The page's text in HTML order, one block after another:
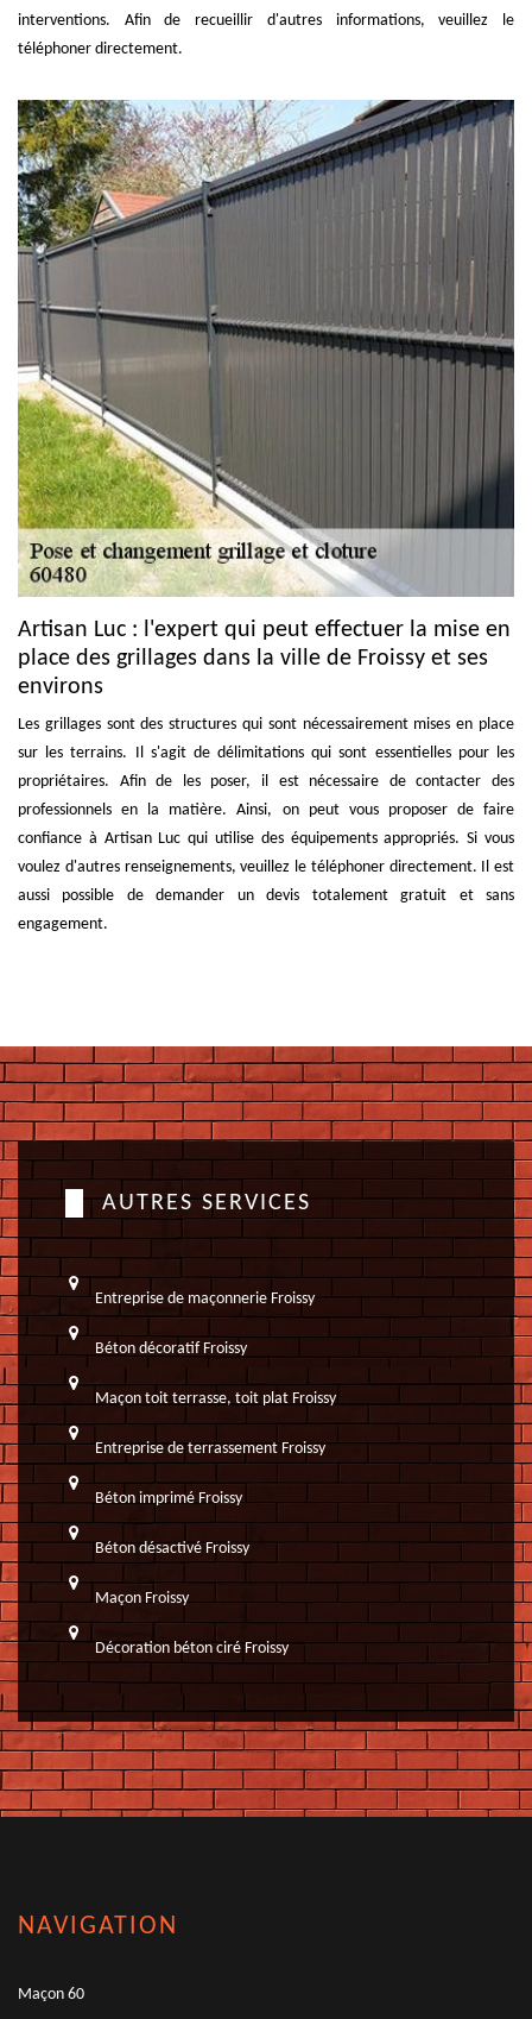
interventions. Afin de recueillir d'autres informations, veuillez le
téléphoner directement.
Artisan Luc : l'expert qui peut effectuer la mise en
place des grillages dans la ville de Froissy et ses
environs
Les grillages sont des structures qui sont nécessairement mises en place
sur les terrains. Il s'agit de délimitations qui sont essentielles pour les
propriétaires. Afin de les poser, il est nécessaire de contacter des
professionnels en la matière. Ainsi, on peut vous proposer de faire
confiance à Artisan Luc qui utilise des équipements appropriés. Si vous
voulez d'autres renseignements, veuillez le téléphoner directement. Il est
aussi possible de demander un devis totalement gratuit et sans
engagement.
AUTRES SERVICES
Entreprise de maçonnerie Froissy
Béton décoratif Froissy
Maçon toit terrasse, toit plat Froissy
Entreprise de terrassement Froissy
Béton imprimé Froissy
Béton désactivé Froissy
Maçon Froissy
Décoration béton ciré Froissy
NAVIGATION
Maçon 60